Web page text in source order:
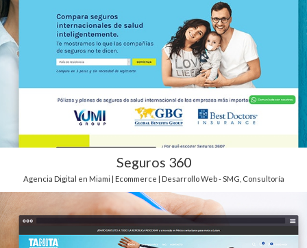
Seguros 360
Agencia Digital en Miami | Ecommerce | Desarrollo Web - SMG Consultoría